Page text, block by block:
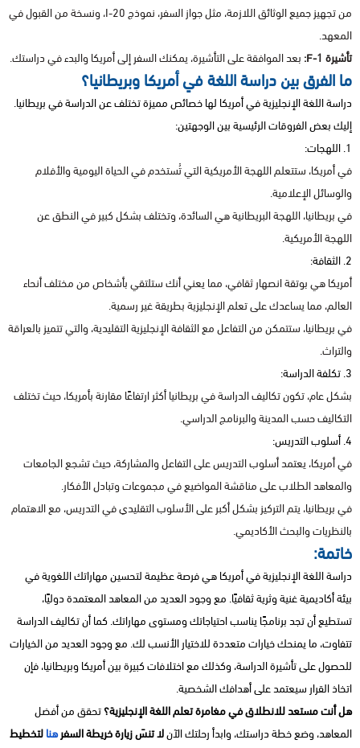
من تجهيز جميع الوثائق اللازمة، مثل جواز السفر، نموذج I-20، ونسخة من القبول في
المعهد.
تأشيرة F-1:
بعد الموافقة على التأشيرة، يمكنك السفر إلى أمريكا والبدء في دراستك.
ما الفرق بين دراسة اللغة في أمريكا وبريطانيا؟
دراسة اللغة الإنجليزية في أمريكا لها خصائص مميزة تختلف عن الدراسة في بريطانيا.
إليك بعض الفروقات الرئيسية بين الوجهتين:
1. اللهجات:
في أمريكا، ستتعلم اللهجة الأمريكية التي تُستخدم في الحياة اليومية والأفلام
والوسائل الإعلامية.
في بريطانيا، اللهجة البريطانية هي السائدة، وتختلف بشكل كبير في النطق عن
اللهجة الأمريكية.
2. الثقافة:
أمريكا هي بوتقة انصهار ثقافي، مما يعني أنك ستلتقي بأشخاص من مختلف أنحاء
العالم، مما يساعدك على تعلم الإنجليزية بطريقة غير رسمية.
في بريطانيا، ستتمكن من التفاعل مع الثقافة الإنجليزية التقليدية، والتي تتميز بالعراقة
والتراث.
3. تكلفة الدراسة:
بشكل عام، تكون تكاليف الدراسة في بريطانيا أكثر ارتفاعًا مقارنة بأمريكا، حيث تختلف
التكاليف حسب المدينة والبرنامج الدراسي.
4. أسلوب التدريس:
في أمريكا، يعتمد أسلوب التدريس على التفاعل والمشاركة، حيث تشجع الجامعات
والمعاهد الطلاب على مناقشة المواضيع في مجموعات وتبادل الأفكار.
في بريطانيا، يتم التركيز بشكل أكبر على الأسلوب التقليدي في التدريس، مع الاهتمام
بالنظريات والبحث الأكاديمي.
خاتمة:
دراسة اللغة الإنجليزية في أمريكا هي فرصة عظيمة لتحسين مهاراتك اللغوية في
بيئة أكاديمية غنية وثرية ثقافيًا. مع وجود العديد من المعاهد المعتمدة دوليًا،
تستطيع أن تجد برنامجًا يناسب احتياجاتك ومستوى مهاراتك. كما أن تكاليف الدراسة
تتفاوت، ما يمنحك خيارات متعددة للاختيار الأنسب لك. مع وجود العديد من الخيارات
للحصول على تأشيرة الدراسة، وكذلك مع اختلافات كبيرة بين أمريكا وبريطانيا، فإن
اتخاذ القرار سيعتمد على أهدافك الشخصية.
هل أنت مستعد للانطلاق في مغامرة تعلم اللغة الإنجليزية؟تحقق من أفضل
المعاهد، وضع خطة دراستك، وابدأ رحلتك الآنلا تنسَ زيارة خريطة السفرهنالتخطيط